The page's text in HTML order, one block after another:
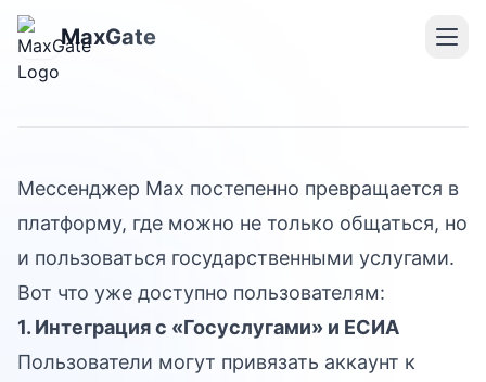
MaxGate
Государственные
сервисы в Max
Мессенджер Max постепенно превращается в
платформу, где можно не только общаться, но
и пользоваться государственными услугами.
Вот что уже доступно пользователям:
1. Интеграция с «Госуслугами» и ЕСИА
Пользователи могут привязать аккаунт к